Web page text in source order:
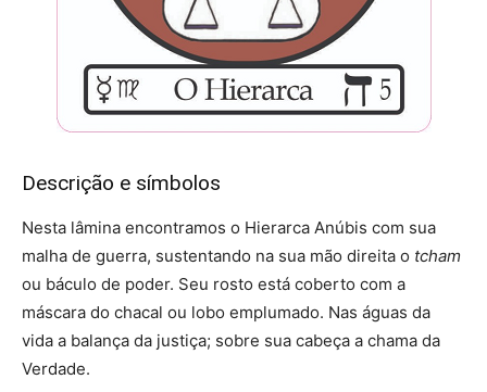
Descrição e símbolos
Nesta lâmina encontramos o Hierarca Anúbis com sua
malha de guerra, sustentando na sua mão direita o tcham
ou báculo de poder. Seu rosto está coberto com a
máscara do chacal ou lobo emplumado. Nas águas da
vida a balança da justiça; sobre sua cabeça a chama da
Verdade.